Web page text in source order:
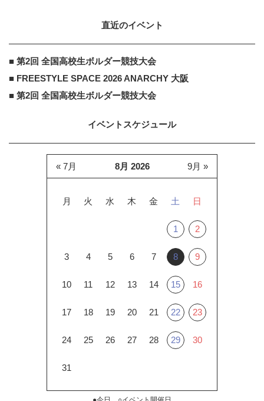
直近のイベント
■ 第2回 全国高校生ボルダー競技大会
■ FREESTYLE SPACE 2026 ANARCHY 大阪
■ 第2回 全国高校生ボルダー競技大会
イベントスケジュール
8月 2026
月 火 水 木 金 土 日
1 2
3 4 5 6 7 8 9
10 11 12 13 14 15 16
17 18 19 20 21 22 23
24 25 26 27 28 29 30
31
« 7月 9月 »